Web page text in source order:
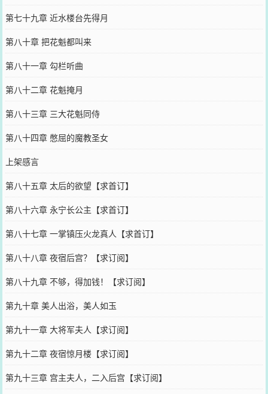
第七十九章 近水楼台先得月
第八十章 把花魁都叫来
第八十一章 勾栏听曲
第八十二章 花魁掩月
第八十三章 三大花魁同侍
第八十四章 憋屈的魔教圣女
上架感言
第八十五章 太后的欲望【求首订】
第八十六章 永宁长公主【求首订】
第八十七章 一掌镇压火龙真人【求首订】
第八十八章 夜宿后宫？【求订阅】
第八十九章 不够，得加钱！【求订阅】
第九十章 美人出浴，美人如玉
第九十一章 大将军夫人【求订阅】
第九十二章 夜宿惊月楼【求订阅】
第九十三章 宫主夫人，二入后宫【求订阅】